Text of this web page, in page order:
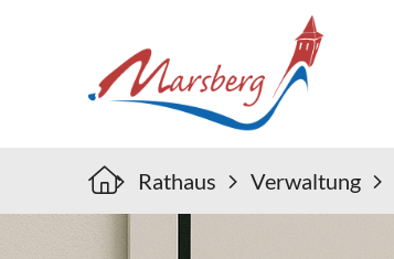
Rathaus Verwaltung